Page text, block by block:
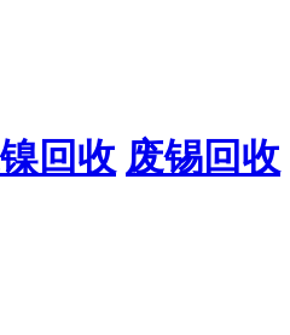
回收 废锡回收